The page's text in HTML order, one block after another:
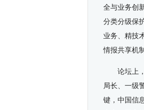
全与业务创
分类分级保
业务、精技
情报共享机制
论坛上
局长、一级
键，中国信